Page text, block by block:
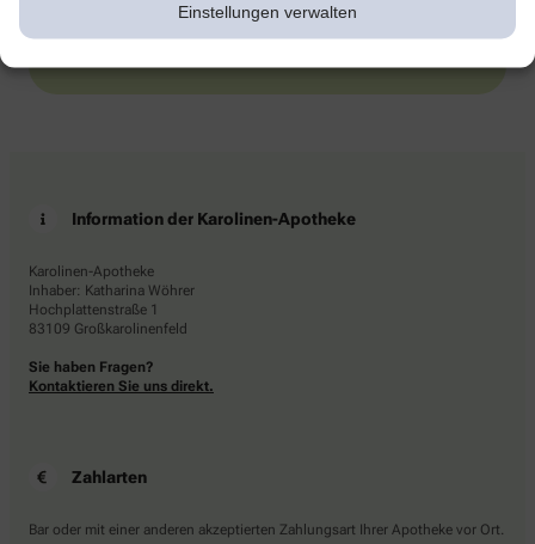
Einstellungen verwalten
31.12.2026. Mindestbestellwert: 50,00 €. Gültig auf das
gesamte Sortiment, ausgeschlossen rezeptpflichtige Produkte.
Information der Karolinen-Apotheke
Karolinen-Apotheke
Inhaber: Katharina Wöhrer
Hochplattenstraße 1
83109 Großkarolinenfeld
Sie haben Fragen?
Kontaktieren Sie uns direkt.
Zahlarten
Bar oder mit einer anderen akzeptierten Zahlungsart Ihrer Apotheke vor Ort.